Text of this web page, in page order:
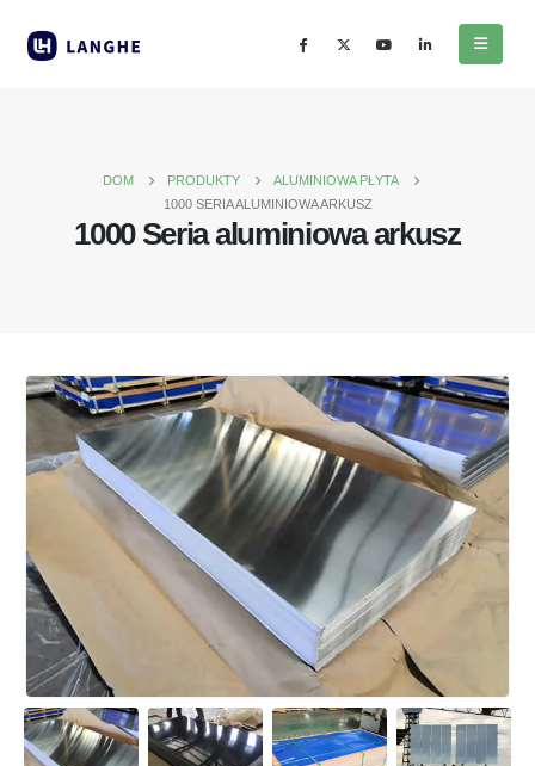
DOM PRODUKTY
ALUMINIOWA PŁYTA
1000 SERIA ALUMINIOWA ARKUSZ
1000 Seria aluminiowa arkusz